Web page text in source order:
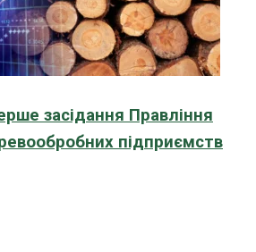
засідання Правління
підприємств